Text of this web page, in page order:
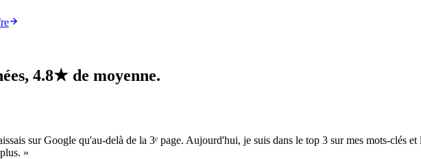
4.8★ de moyenne.
sur Google qu'au-delà de la 3ᵉ page. Aujourd'hui, je suis dans le top 3 sur mes mots-clés
»